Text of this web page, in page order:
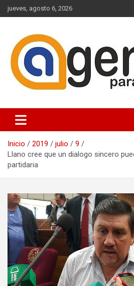
Saltar
al
jueves, agosto 6, 2026
Agenda Paraguay
Inicio 2019 julio
9
Llano cree que un dialogo sincero
partidaria